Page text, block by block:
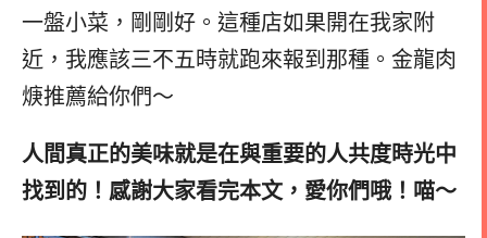
一盤小菜，剛剛好。這種店如果開在我家附
近，我應該三不五時就跑來報到那種。金龍肉
焿推薦給你們～
人間真正的美味就是在與重要的人共度時光中
找到的！感謝大家看完本文，愛你們哦！喵～